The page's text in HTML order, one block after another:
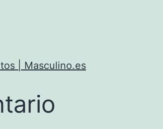
| Masculino.es